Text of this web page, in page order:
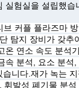
실험실을 설립했습
브 커플 플라즈마
탐지 장비가 갖추
온 연소 속도 분석
속 분석, 요소 분석
니다.재가 녹는
휘발성 폐기물 분석